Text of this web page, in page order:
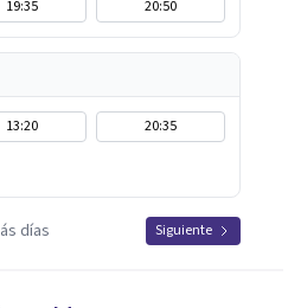
19:35 20:50
13:20
20:35
días Siguiente